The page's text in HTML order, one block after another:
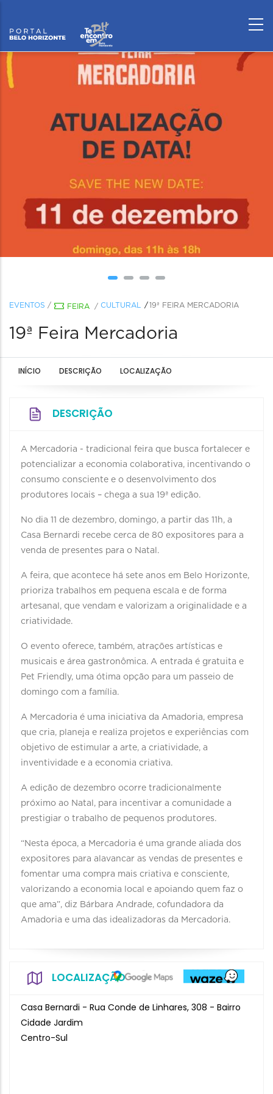
EVENTOS / FEIRA / CULTURAL 19ª FEIRA MERCADORIA
19ª Feira Mercadoria
INÍCIO DESCRIÇÃO LOCALIZAÇÃO
DESCRIÇÃO
A Mercadoria - tradicional feira que busca fortalecer e
potencializar a economia colaborativa, incentivando o
consumo consciente e o desenvolvimento dos
produtores locais – chega a sua 19ª edição.
No dia 11 de dezembro, domingo, a partir das 11h, a
Casa Bernardi recebe cerca de 80 expositores para a
venda de presentes para o Natal.
A feira, que acontece há sete anos em Belo Horizonte,
prioriza trabalhos em pequena escala e de forma
artesanal, que vendam e valorizam a originalidade e a
criatividade.
O evento oferece, também, atrações artísticas e
musicais e área gastronômica. A entrada é gratuita e
Pet Friendly, uma ótima opção para um passeio de
domingo com a família.
A Mercadoria é uma iniciativa da Amadoria, empresa
que cria, planeja e realiza projetos e experiências com
objetivo de estimular a arte, a criatividade, a
inventividade e a economia criativa.
A edição de dezembro ocorre tradicionalmente
próximo ao Natal, para incentivar a comunidade a
prestigiar o trabalho de pequenos produtores.
“Nesta época, a Mercadoria é uma grande aliada dos
expositores para alavancar as vendas de presentes e
fomentar uma compra mais criativa e consciente,
valorizando a economia local e apoiando quem faz o
que ama”, diz Bárbara Andrade, cofundadora da
Amadoria e uma das idealizadoras da Mercadoria.
LOCALIZAÇÃO
Casa Bernardi - Rua Conde de Linhares, 308 - Bairro
Cidade Jardim
Centro-Sul